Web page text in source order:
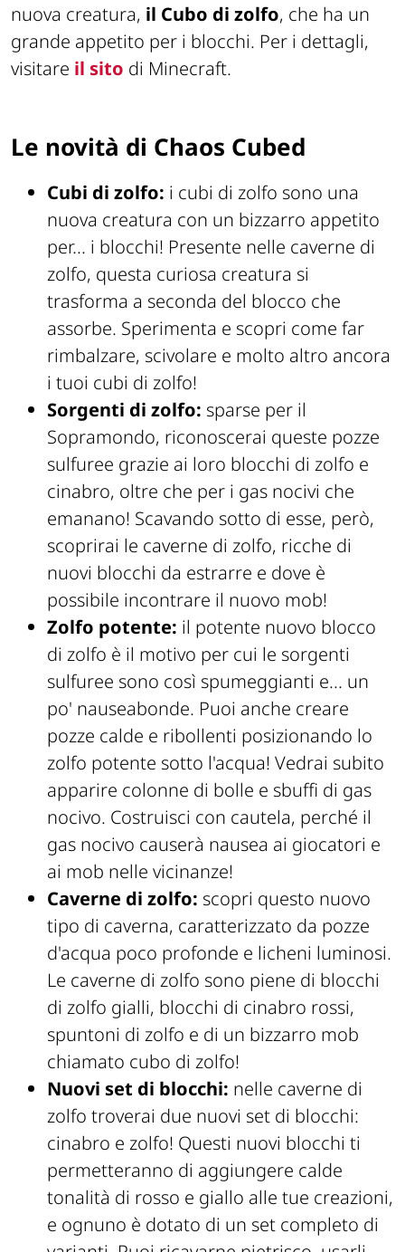
nuova creatura, il Cubo di zolfo, che ha un
grande appetito per i blocchi. Per i dettagli,
visitare il sito di Minecraft.
Le novità di Chaos Cubed
Cubi di zolfo: i cubi di zolfo sono una
nuova creatura con un bizzarro appetito
per... i blocchi! Presente nelle caverne di
zolfo, questa curiosa creatura si
trasforma a seconda del blocco che
assorbe. Sperimenta e scopri come far
rimbalzare, scivolare e molto altro ancora
i tuoi cubi di zolfo!
Sorgenti di zolfo: sparse per il
Sopramondo, riconoscerai queste pozze
sulfuree grazie ai loro blocchi di zolfo e
cinabro, oltre che per i gas nocivi che
emanano! Scavando sotto di esse, però,
scoprirai le caverne di zolfo, ricche di
nuovi blocchi da estrarre e dove è
possibile incontrare il nuovo mob!
Zolfo potente: il potente nuovo blocco
di zolfo è il motivo per cui le sorgenti
sulfuree sono così spumeggianti e... un
po' nauseabonde. Puoi anche creare
pozze calde e ribollenti posizionando lo
zolfo potente sotto l'acqua! Vedrai subito
apparire colonne di bolle e sbuffi di gas
nocivo. Costruisci con cautela, perché il
gas nocivo causerà nausea ai giocatori e
ai mob nelle vicinanze!
Caverne di zolfo: scopri questo nuovo
tipo di caverna, caratterizzato da pozze
d'acqua poco profonde e licheni luminosi.
Le caverne di zolfo sono piene di blocchi
di zolfo gialli, blocchi di cinabro rossi,
spuntoni di zolfo e di un bizzarro mob
chiamato cubo di zolfo!
Nuovi set di blocchi: nelle caverne di
zolfo troverai due nuovi set di blocchi:
cinabro e zolfo! Questi nuovi blocchi ti
permetteranno di aggiungere calde
tonalità di rosso e giallo alle tue creazioni,
e ognuno è dotato di un set completo di